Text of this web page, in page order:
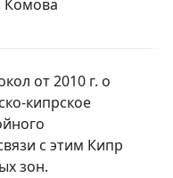
Комова
от 2010 г. о
кипрское
с этим Кипр
зон.